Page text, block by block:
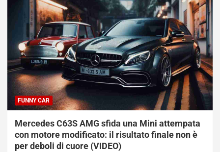
FUNNY CAR
Mercedes C63S AMG sfida una Mini attempata
con motore modificato: il risultato finale non è
per deboli di cuore (VIDEO)